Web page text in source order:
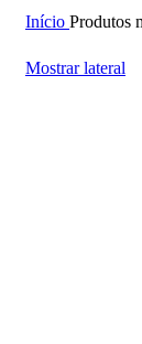
Início Produtos
Mostrar lateral